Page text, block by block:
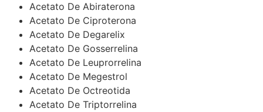
Acetato De Abiraterona
Acetato De Ciproterona
Acetato De Degarelix
Acetato De Gosserrelina
Acetato De Leuprorrelina
Acetato De Megestrol
Acetato De Octreotida
Acetato De Triptorrelina